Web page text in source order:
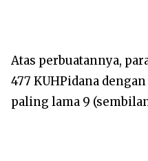
Atas perbuatannya,
477 KUHPidana
paling lama 9